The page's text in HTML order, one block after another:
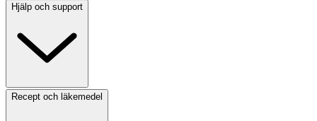
Hjälp och support
Recept och läkemedel